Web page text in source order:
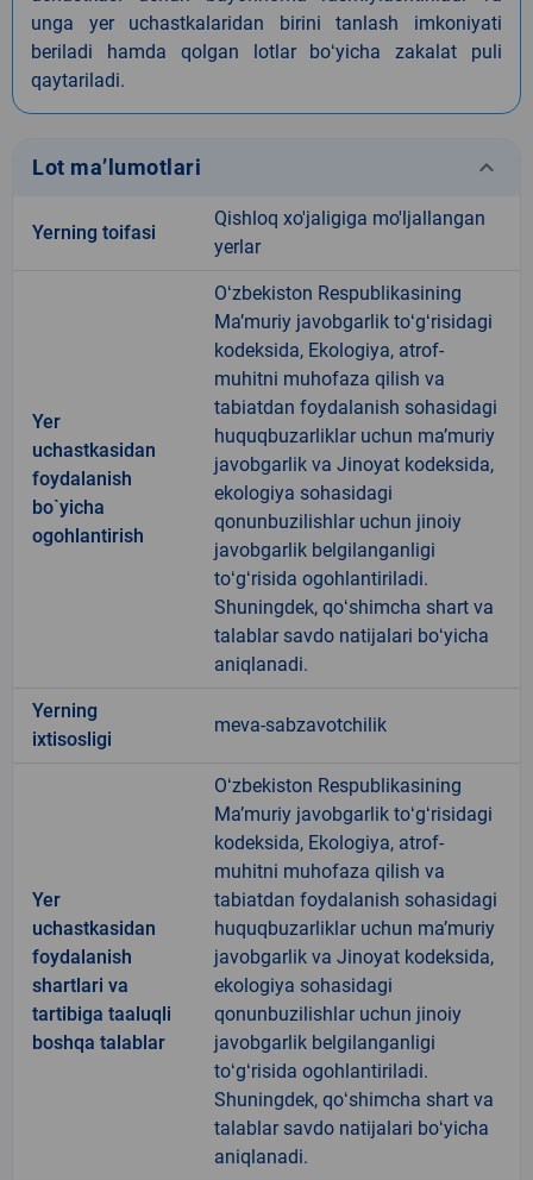
unga yer uchastkalaridan birini tanlash imkoniyati
beriladi hamda qolgan lotlar boʻyicha zakalat puli
qaytariladi.
Lot ma’lumotlari keyboard_arrow_down
Yerning toifasi
Qishloq xo'jaligiga mo'ljallangan
yerlar
Yer
uchastkasidan
foydalanish
bo`yicha
ogohlantirish
Oʻzbekiston Respublikasining
Maʼmuriy javobgarlik toʻgʻrisidagi
kodeksida, Ekologiya, atrof-
muhitni muhofaza qilish va
tabiatdan foydalanish sohasidagi
huquqbuzarliklar uchun maʼmuriy
javobgarlik va Jinoyat kodeksida,
ekologiya sohasidagi
qonunbuzilishlar uchun jinoiy
javobgarlik belgilanganligi
toʻgʻrisida ogohlantiriladi.
Shuningdek, qoʻshimcha shart va
talablar savdo natijalari boʻyicha
aniqlanadi.
Yerning
ixtisosligi
meva-sabzavotchilik
Yer
uchastkasidan
foydalanish
shartlari va
tartibiga taaluqli
boshqa talablar
Oʻzbekiston Respublikasining
Maʼmuriy javobgarlik toʻgʻrisidagi
kodeksida, Ekologiya, atrof-
muhitni muhofaza qilish va
tabiatdan foydalanish sohasidagi
huquqbuzarliklar uchun maʼmuriy
javobgarlik va Jinoyat kodeksida,
ekologiya sohasidagi
qonunbuzilishlar uchun jinoiy
javobgarlik belgilanganligi
toʻgʻrisida ogohlantiriladi.
Shuningdek, qoʻshimcha shart va
talablar savdo natijalari boʻyicha
aniqlanadi.